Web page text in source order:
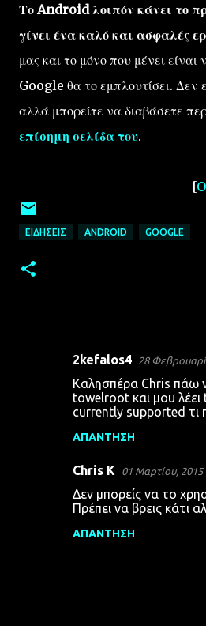
Το Android λοιπόν κάνει το
γίνει ένα καλό και ασφαλές
μας και το μόνο που μένει
Google θα το εμπλουτίσει. Δεν
αλλά μπορείτε να διαβάσετε
επίσημη σελίδα του.
[
ΕΙΔΉΣΕΙΣ ANDROID GOOGLE
2kefalos4 28
Καλησπέρα Chris πάω
towelroot και μου
currently supported τι
ΑΠΆΝΤΗΣΗ
Chris K 01 Μαρτίου, 2015
Δεν μπορείς να το
Πρέπει να βρεις κάτι
ΑΠΆΝΤΗΣΗ